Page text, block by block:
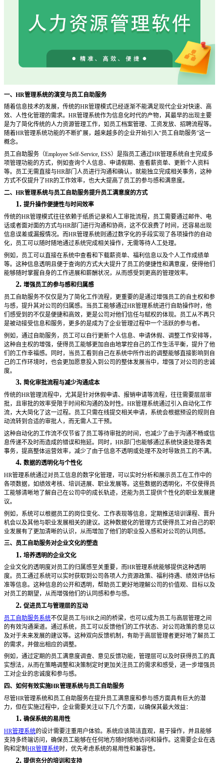
一、 HR管理系统的演变与员工自助服务
随着信息技术的发展，传统的HR管理模式已经逐渐不能满足现代企业对快速、高
效、人性化管理的需求。HR管理系统作为信息化时代的产物，其最早的出现主要
是为了简化传统的人力资源管理工作，如员工档案管理、工资发放、招聘流程等。
随着HR管理系统功能的不断扩展，越来越多的企业开始引入“员工自助服务”这一
概念。
员工自助服务（Employee Self-Service, ESS）是指员工通过HR管理系统自主完成多
项管理功能的方式，例如查询个人信息、申请假期、查看薪资单、更新个人资料
等。员工无需直接与HR部门人员进行沟通和确认，就能独立完成相关事务，这种
方式不仅提升了HR的工作效率，也大大提高了员工的参与感和满意度。
二、 HR管理系统与员工自助服务提升员工满意度的方式
1. 提升操作便捷性与时间效率
传统的HR管理模式往往依赖于纸质记录和人工审批流程，员工需要通过邮件、电
话或者面对面的方式与HR部门进行沟通和协商，这不仅浪费了时间，还容易出现
信息误差或漏报情况。而HR管理系统则通过数字化的手段实现了各项操作的自动
化，员工可以随时随地通过系统完成相关操作，无需等待人工处理。
例如，员工可以直接在系统中查看和下载薪资单、福利信息以及个人工作成绩单
等。这种信息透明且便于查询的方式大大提升了员工的便捷性和满意度，使得他们
能够随时掌握自身的工作进展和薪酬状况，从而感受到更高的管理效率。
2. 增强员工的参与感和归属感
员工自助服务不仅仅是为了简化工作流程，更重要的是通过增强员工的自主权和参
与感，提升其对公司的归属感。当员工能够通过HR管理系统进行自助操作时，他
们感受到的不仅是便捷和高效，更是公司对他们信任与赋权的体现。员工从不再只
是被动接受信息和服务，更多的是成为了企业管理过程中一个活跃的参与者。
例如，通过自助服务，员工可以自行更新个人信息、申请休假、调整工作安排等，
这种自主权的增强，使得员工能够更加自由地掌控自己的工作生活平衡，提升了他
们的工作幸福感。同时，当员工看到自己在系统中所作出的调整能够直接影响到自
己的工作环境时，也会更加愿意投入到公司的整体发展当中，增强了对公司的忠诚
度。
3. 简化审批流程与减少沟通成本
传统的HR管理流程中，尤其是针对休假申请、报销申请等流程，往往需要层层审
批，且审批的效率受限于时间和沟通的及时性。HR管理系统通过引入自动化工作
流，大大简化了这一过程。员工只需在线提交相关申请，系统会根据预设的规则自
动流转到合适的审批人，而无需人工干预。
这种自动化的工作流不仅节省了员工等待审批的时间，也减少了由于沟通不畅或信
息传递不及时而造成的错误和拖延。同时， HR部门也能够通过系统快速处理各类
事务，提高整体运营效率，减少了由于信息不透明或处理不及时导致员工的不满。
4. 数据的透明化与个性化
HR管理系统通过对员工信息的数字化管理，可以实时分析和展示员工在工作中的
各项数据，如绩效考核、培训进展、职业发展等。这些数据的透明化，不仅使得员
工能够清晰地了解自己在公司中的成长轨迹，还能为员工提供个性化的职业发展建
议。
例如，系统可以根据员工的岗位变化、工作表现等信息，定期推送培训课程、晋升
机会以及其他与职业发展相关的建议。这种数据化的管理方式使得员工对自己的职
业发展有了更加清晰的认识，从而增加了他们的职业投入感和对公司的认同感。
三、员工自助服务对企业文化的塑造
1. 培养透明的企业文化
企业文化的透明度对员工的归属感至关重要，而HR管理系统能够提供这种透明
度。员工通过系统可以实时获取到公司各项人力资源政策、福利待遇、绩效评估标
准等信息。这种信息的公开和透明，帮助员工更好地理解公司的价值观、目标以及
对员工的期望，从而增强他们的认同感和参与感。
2. 促进员工与管理层的互动
员工自助服务系统不仅是员工与HR之间的桥梁，也可以成为员工与高层管理之间
的有效沟通渠道。通过系统，员工可以反馈他们的工作状态、对公司政策的意见以
及对于未来发展的建议等。这种双向反馈机制，有助于高层管理者更好地了解员工
的需求，并做出相应的调整。
例如，通过定期的员工满意度调查、意见反馈功能，管理层可以及时获得员工的真
实想法，从而在策略调整和决策制定时更加关注员工的需求和感受，进一步增强员
工对企业的忠诚度和参与感。
四、如何有效实施HR管理系统与员工自助服务
尽管HR管理系统和员工自助服务在提升员工满意度和参与感方面具有巨大的潜
力，但在实施过程中，企业需要关注以下几个方面，以确保其最大效益：
1. 确保系统的易用性
HR管理系统的设计需要注重用户体验。系统应该简洁直观，易于操作，并且能够
支持多终端访问，确保员工能够在任何地方随时随地访问和操作。这需要企业在选
购和定制 HR管理系统时，优先考虑系统的易用性和兼容性。
2. 提供充分的培训和支持